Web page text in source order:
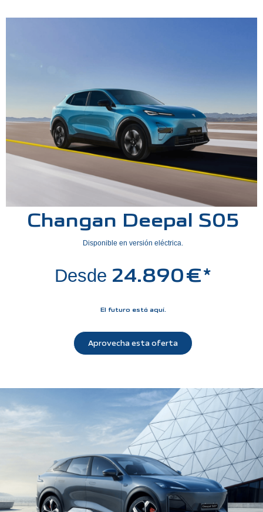
Changan Deepal S05
Disponible en versión eléctrica.
Desde 24.890€*
El futuro está aquí.
Aprovecha esta oferta